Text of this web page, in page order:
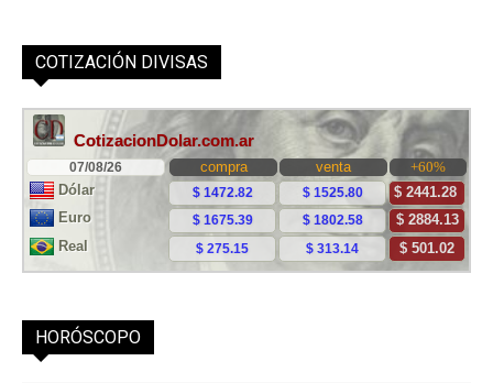
COTIZACIÓN DIVISAS
HORÓSCOPO